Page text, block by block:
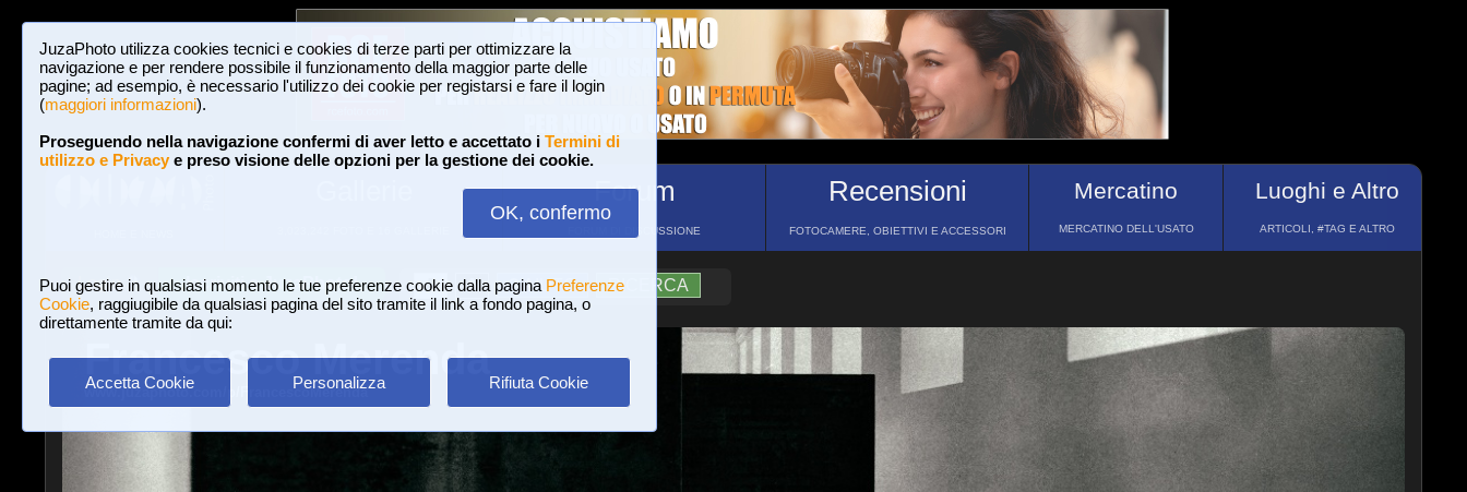
JuzaPhoto utilizza cookies tecnici e cookies di terze parti per ottimizzare la
navigazione e per rendere possibile il funzionamento della maggior parte delle
pagine; ad esempio, è necessario l'utilizzo dei cookie per registarsi e fare il login
(maggiori informazioni).
Proseguendo nella navigazione confermi di aver letto e accettato i Termini di
utilizzo e Privacye preso visione delle opzioni per la gestione dei cookie.
OK, confermo
Puoi gestire in qualsiasi momento le tue preferenze cookie dalla pagina Preferenze
Cookie, raggiugibile da qualsiasi pagina del sito tramite il link a fondo pagina, o
direttamente tramite da qui:
Accetta Cookie Personalizza Rifiuta Cookie
Forum
FORUM DI DISCUSSIONE
Recensioni
FOTOCAMERE, OBIETTIVI E ACCESSORI
Mercatino
MERCATINO DELL'USATO
Luoghi e Altro
ARTICOLI, #TAG E ALTRO
Login Iscriviti a JuzaPhoto! A A ?AIUTO RICERCA
Francesco Merenda
www.juzaphoto.com/p/FrancescoMerenda